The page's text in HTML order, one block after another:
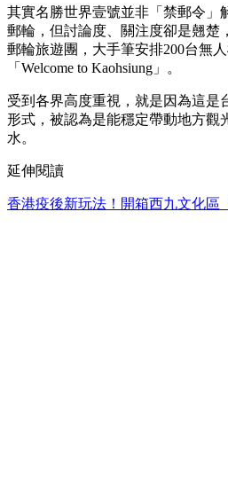
其實名勝世界壹號並非「禁郵令」
郵輪，但討論度、關注度卻是翹楚
郵輪旅遊團，大手筆安排200台無
「Welcome to Kaohsiung」。
受到各界高度重視，就是因為這是
形式，被認為是能穩定帶動地方觀
水。
延伸閱讀
香港疫後新玩法！開箱西九文化區